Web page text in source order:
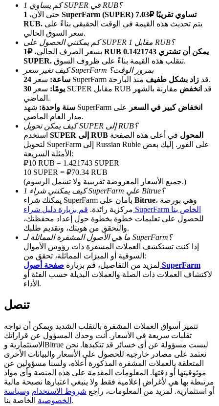
الإحالة
قم بدعوة صديق لتحصل على مكافآت نقدية
BTC Welcome Rewards
BTC Welcome Rewards
Deposit & Trade BTC to Share 25000 USDT prize pool!
Deposit CASHCAT & Win
Share 500000 CASHCAT prize pool
Exclusive for BitMart Users
Register & Trade to Win 500,000 USDT
Precious Metals Trading Carnival
كم يساوي 1 SUPER في RUB؟
حتى الآن، 1 SuperFarm (SUPER) تساوي تقريبًا ₽7.03
RUB.
سعر السوق الحالي.
كم يمكنني الحصول على SUPER مقابل 1 RUB؟
بسعر الصرف الحالي،
₽1 RUB يمكن أن تشتري 0.1421743
SUPER.
تتقلب هذه القيمة بناءً على ظروف السوق.
كيف تغير سعر SuperFarm بمرور الوقت؟
24 ساعة:
سعر SuperFarm قد زاد بشكل طفيف
منذ البارحة.
30 يومًا:
سعر SUPER مقابل RUB قد انخفض مقارنة بالشهر
الماضي.
سنة واحدة: شهد SuperFarm انخفاض كبير في السعر
على
مدار العام الماضي.
كيف يمكن تحويل SUPER إلى RUB؟
SUPER إلى RUB المحول في أعلى هذه الصفحة
لتحويل SuperFarm إلى Russian Ruble على الفور. إليك بعض
الأمثلة السريعة:
₽10 RUB = 1.421743 SUPER
10 SUPER = ₽70.34 RUB
(جميع الأسعار المعروضة تقريبية ولا تشمل الرسوم.)
كيف يمكنني شراء 1 SuperFarm على Bitrue؟
Bitrue، وهي بورصة
مركزية رائدة.
قم بزيارة دليل شراء SuperFarm الخاص بنا
للحصول على تعليمات خطوة بخطوة حول إعداد محفظتك،
والتحقق من هويتك، وتقديم طلبك.
ما هي الأصول المشفرة المماثلة لـ SuperFarm؟
إذا كنت تستكشف العملات المشفرة ذات رؤوس الأموال
السوقية أو الميزات المماثلة، تحقق من:
لمزيد من التفاصيل، قم بزيارة صفحة أصول SuperFarm
لاكتشاف العملات ذات الصلة والعملات البديلة حسب الفئة أو
الأداء.
تنصل
تتميز أسواق العملات المشفرة بالتقلب الشديد ويمكن أن تواجه
تقلبات سريعة في الأسعار. أنت وحدك المسؤول عن قراراتك
الاستثمارية وBitrue ليست مسؤولة عن أي خسائر قد تتكبدها. نحن
نعتمد على مصادر خارجية للحصول على الأسعار والبيانات الأخرى
المتعلقة بالعملات المشفرة المذكورة أعلاه، ولسنا مسؤولين عن
موثوقيتها أو دقتها. المعلومات المقدمة على هذه المنصة وأي مواد
مرتبطة بها هي لأغراض إعلامية فقط ولا ينبغي اعتبارها نصيحة مالية
أو استثمارية. لمزيد من المعلومات، راجع شروط الاستخدام وسياسة
الخصوصية الخاصة بنا.